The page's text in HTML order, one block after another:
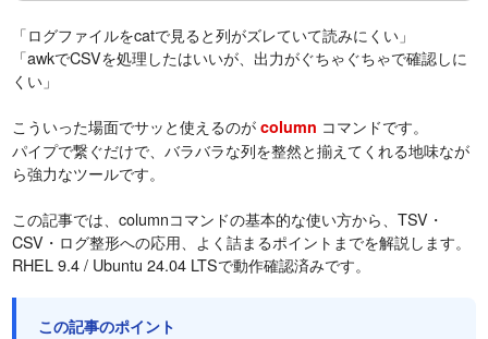
「ログファイルをcatで見ると列がズレていて読みにくい」
「awkでCSVを処理したはいいが、出力がぐちゃぐちゃで確認しに
くい」
こういった場面でサッと使えるのがcolumn コマンドです。
パイプで繋ぐだけで、バラバラな列を整然と揃えてくれる地味なが
ら強力なツールです。
この記事では、columnコマンドの基本的な使い方から、TSV・
CSV・ログ整形への応用、よく詰まるポイントまでを解説します。
RHEL 9.4 / Ubuntu 24.04 LTSで動作確認済みです。
この記事のポイント